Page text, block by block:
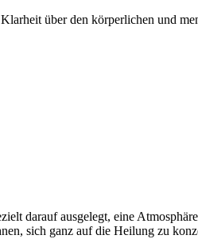
über den körperlichen und
darauf ausgelegt, eine
sich ganz auf die Heilung zu